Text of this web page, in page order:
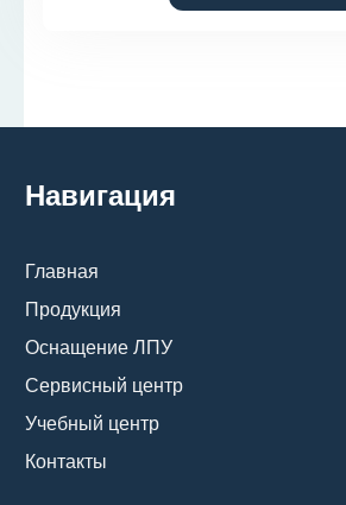
Навигация
Главная
Продукция
Оснащение ЛПУ
Сервисный центр
Учебный центр
Контакты